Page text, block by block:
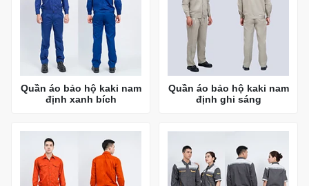
Quần áo bảo hộ kaki nam
định xanh bích
Quần áo bảo hộ kaki nam
định ghi sáng